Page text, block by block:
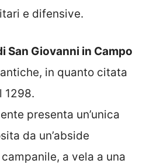
e difensive.
San Giovanni in Campo
in quanto citata
1298.
presenta un’unica
da un’abside
a vela a una